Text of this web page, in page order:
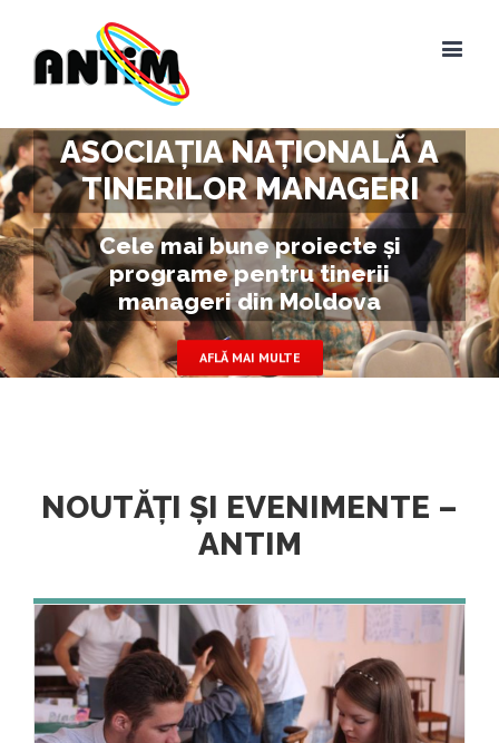
ASOCIAȚIA NAȚIONALĂ A
TINERILOR MANAGERI
Cele mai bune proiecte și
programe pentru tinerii
manageri din Moldova
AFLĂ MAI MULTE
NOUTĂȚI ȘI EVENIMENTE –
ANTIM